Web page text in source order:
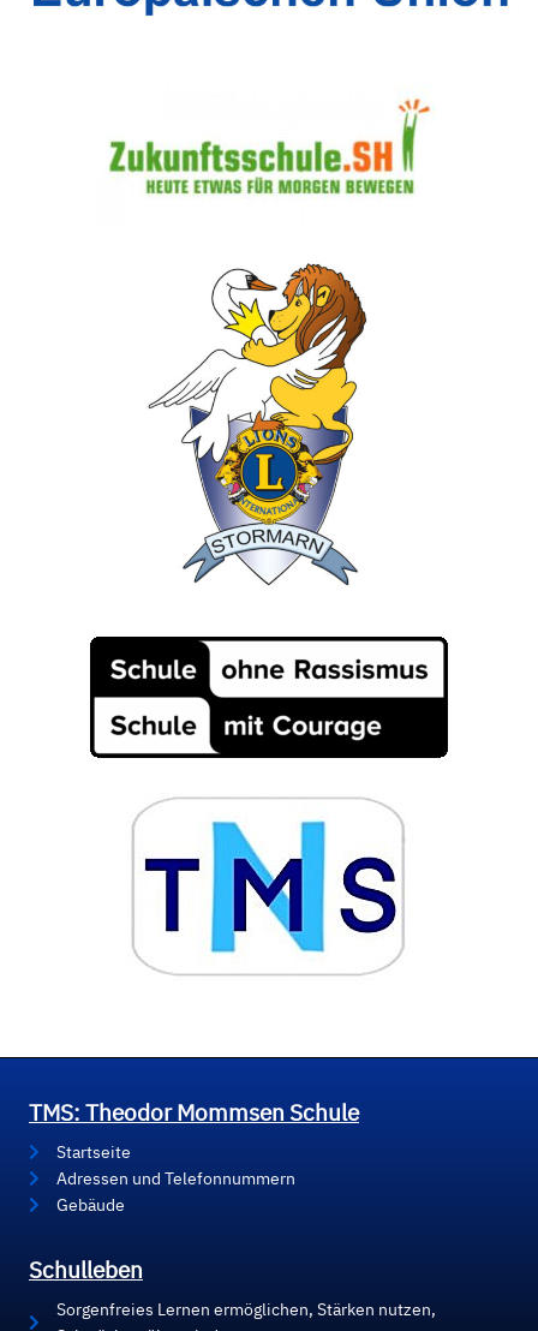
TMS: Theodor Mommsen Schule
Startseite
Adressen und Telefonnummern
Gebäude
Schulleben
Sorgenfreies Lernen ermöglichen, Stärken nutzen,